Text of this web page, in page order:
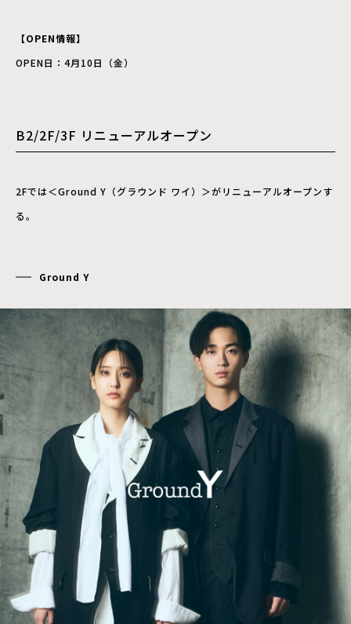
【OPEN情報】
OPEN日：4月10日（金）
B2/2F/3F リニューアルオープン
2Fでは＜Ground Y（グラウンド ワイ）＞がリニューアルオープンす
る。
Ground Y